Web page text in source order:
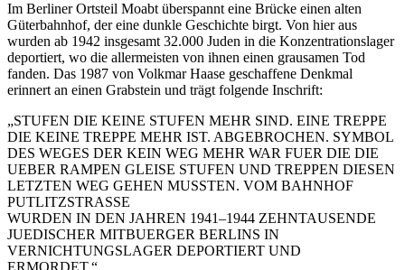
Im Berliner Ortsteil Moabt überspannt eine Brücke einen alten
Güterbahnhof, der eine dunkle Geschichte birgt. Von hier aus
wurden ab 1942 insgesamt 32.000 Juden in die Konzentrationslager
deportiert, wo die allermeisten von ihnen einen grausamen Tod
fanden. Das 1987 von Volkmar Haase geschaffene Denkmal
erinnert an einen Grabstein und trägt folgende Inschrift:
„STUFEN DIE KEINE STUFEN MEHR SIND. EINE TREPPE
DIE KEINE TREPPE MEHR IST. ABGEBROCHEN. SYMBOL
DES WEGES DER KEIN WEG MEHR WAR FUER DIE DIE
UEBER RAMPEN GLEISE STUFEN UND TREPPEN DIESEN
LETZTEN WEG GEHEN MUSSTEN. VOM BAHNHOF
PUTLITZSTRASSE
WURDEN IN DEN JAHREN 1941–1944 ZEHNTAUSENDE
JUEDISCHER MITBUERGER BERLINS IN
VERNICHTUNGSLAGER DEPORTIERT UND